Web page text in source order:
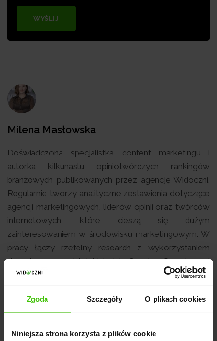
Zgoda Szczegóły O plikach cookies
Niniejsza strona korzysta z plików cookie
WYŚLIJ
Milena Masłowska
Doświadczona specjalistka content marketingu i
autorka kilkunastu opiniotwórczych rankingów
branżowych publikowanych przez agencję Widoczni.
Regularnie tworzy analityczne zestawienia dotyczące
agencji marketingowych, liderów opinii oraz twórców
internetowych, które cieszą się dużym
zainteresowaniem w środowisku marketingowym. W
pracy łączy rzetelny research z wykorzystaniem
danych z narzędzi takich jak Senuto, Semstorm i
Ahrefs.
Oceń ten artykuł: